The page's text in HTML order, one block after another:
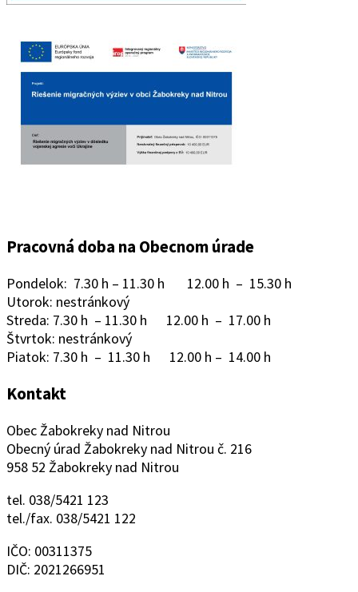
Pracovná doba na Obecnom úrade
Pondelok: 7.30 h – 11.30 h 12.00 h – 15.30 h
Utorok: nestránkový
Streda: 7.30 h – 11.30 h 12.00 h – 17.00 h
Štvrtok: nestránkový
Piatok: 7.30 h – 11.30 h 12.00 h – 14.00 h
Kontakt
Obec Žabokreky nad Nitrou
Obecný úrad Žabokreky nad Nitrou č. 216
958 52 Žabokreky nad Nitrou
tel. 038/5421 123
tel./fax. 038/5421 122
IČO: 00311375
DIČ: 2021266951